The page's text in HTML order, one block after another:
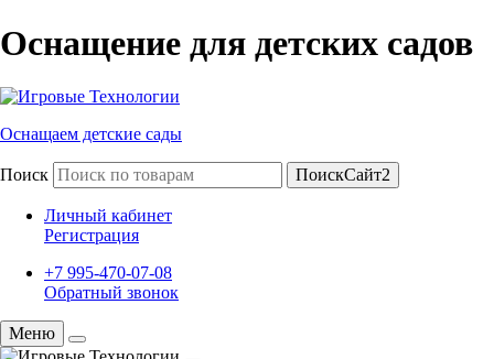
Оснащение для детских садов
Оснащаем детские сады
Поиск ПоискСайт2
Личный кабинет
Регистрация
+7 995-470-07-08
Обратный звонок
Меню